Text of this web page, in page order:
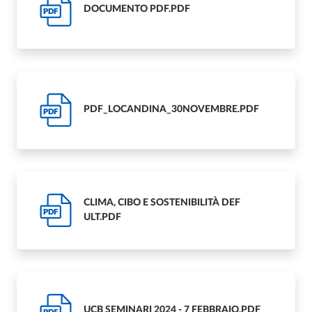
PDF DOCUMENTO PDF.PDF
PDF PDF_LOCANDINA_30NOVEMBRE.PDF
PDF
CLIMA, CIBO E SOSTENIBILITÀ DEF
ULT.PDF